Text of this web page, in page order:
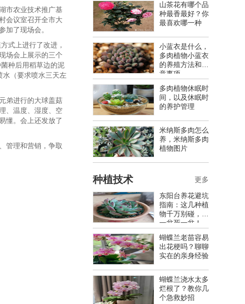
市农业技术推广基
会议室召开全市大
加了现场会。
式上进行了改进，
场会上展示的三个
种后用稻草边的泥
水（要求喷水三天左
弟进行的大球盖菇
、温度、湿度、空
懂。会上还发放了
管理和营销，争取
山茶花有哪个品
种最香最好？你
最喜欢哪一种
小蓝衣是什么，
多肉植物小蓝衣
的养殖方法和注
意事项
多肉植物休眠时
间，以及休眠时
的养护管理
米纳斯多肉怎么
养，米纳斯多肉
植物图片
种植技术
东阳台养花避坑
指南：这几种植
物千万别碰，养
一盆死一盆！
蝴蝶兰老苗容易
出花梗吗？聊聊
实在的亲身经验
蝴蝶兰浇水太多
烂根了？教你几
个急救妙招
更多